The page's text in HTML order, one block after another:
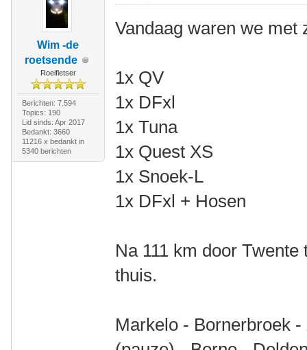
Wim -de
roetsende
Roeifietser
Berichten: 7.594
Topics: 190
Lid sinds: Apr 2017
Bedankt: 3660
11216 x bedankt in
5340 berichten
Vandaag waren we met
1x QV
1x DFxl
1x Tuna
1x Quest XS
1x Snoek-L
1x DFxl + Hosen
Na 111 km door
thuis.
Markelo - Bornerbroek